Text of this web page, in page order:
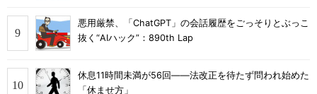
悪用厳禁、「ChatGPT」の会話履歴をごっそりとぶっこ
抜く“AIハック”：890th Lap
休息11時間未満が56回――法改正を待たず問われ始めた
「休ませ方」